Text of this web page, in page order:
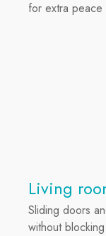
for extra peace
Living
Sliding doors
without